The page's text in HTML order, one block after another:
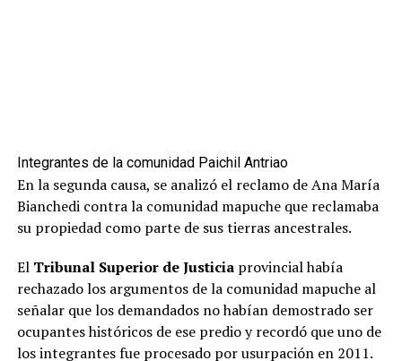
Integrantes de la comunidad Paichil Antriao
En la segunda causa, se analizó el reclamo de Ana María
Bianchedi contra la comunidad mapuche que reclamaba
su propiedad como parte de sus tierras ancestrales.
El Tribunal Superior de Justiciaprovincial había
rechazado los argumentos de la comunidad mapuche al
señalar que los demandados no habían demostrado ser
ocupantes históricos de ese predio y recordó que uno de
los integrantes fue procesado por usurpación en 2011.